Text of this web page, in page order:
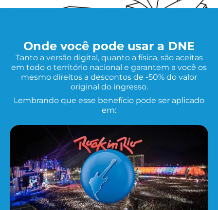
Onde você pode usar a DNE
Tanto a versão digital, quanto a física, são aceitas
em todo o território nacional e garantem a você os
mesmo direitos a descontos de -50% do valor
original do ingresso.
Lembrando que esse benefício pode ser aplicado
em: